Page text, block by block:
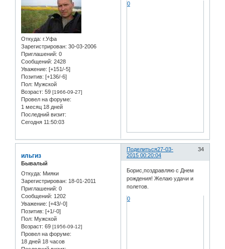
Откуда: г.Уфа
Зарегистрирован: 30-03-2006
Приглашений: 0
Сообщений: 2428
Уважение: [+151/-5]
Позитив: [+136/-6]
Пол: Мужской
Возраст: 59 [1966-09-27]
Провел на форуме:
1 месяц 18 дней
Последний визит:
Сегодня 11:50:03
0
Поделиться 34
27-03-
2015 00:20:04
ильгиз
Бывалый
Откуда: Мияки
Зарегистрирован: 18-01-2011
Приглашений: 0
Сообщений: 1202
Уважение: [+43/-0]
Позитив: [+1/-0]
Пол: Мужской
Возраст: 69 [1956-09-12]
Провел на форуме:
18 дней 18 часов
Борис,поздравляю с Днем
рождения! Желаю удачи и
полетов.
0